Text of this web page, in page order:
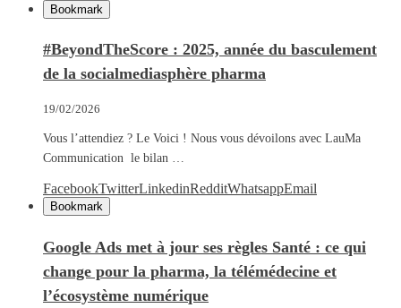
Bookmark
#BeyondTheScore : 2025, année du basculement
de la socialmediasphère pharma
19/02/2026
Vous l’attendiez ? Le Voici ! Nous vous dévoilons avec LauMa
Communication le bilan …
FacebookTwitterLinkedinRedditWhatsappEmail
Bookmark
Google Ads met à jour ses règles Santé : ce qui
change pour la pharma, la télémédecine et
l’écosystème numérique